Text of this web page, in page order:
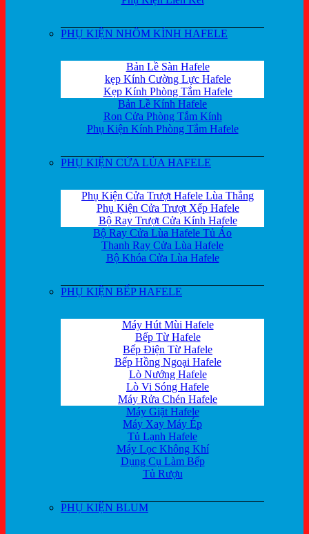
PHỤ KIỆN NHÔM KÍNH HAFELE
Bản Lề Sàn Hafele
kẹp Kính Cường Lực Hafele
Kẹp Kính Phòng Tắm Hafele
Bản Lề Kính Hafele
Ron Cửa Phòng Tắm Kính
Phụ Kiện Kính Phòng Tắm Hafele
PHỤ KIỆN CỬA LÙA HAFELE
Phụ Kiện Cửa Trượt Hafele Lùa Thẳng
Phụ Kiện Cửa Trượt Xếp Hafele
Bộ Ray Trượt Cửa Kính Hafele
Bộ Ray Cửa Lùa Hafele Tủ Áo
Thanh Ray Cửa Lùa Hafele
Bộ Khóa Cửa Lùa Hafele
PHỤ KIỆN BẾP HAFELE
Máy Hút Mùi Hafele
Bếp Từ Hafele
Bếp Điện Từ Hafele
Bếp Hồng Ngoại Hafele
Lò Nướng Hafele
Lò Vi Sóng Hafele
Máy Rửa Chén Hafele
Máy Giặt Hafele
Máy Xay Máy Ép
Tủ Lạnh Hafele
Máy Lọc Không Khí
Dụng Cụ Làm Bếp
Tủ Rượu
PHỤ KIỆN BLUM